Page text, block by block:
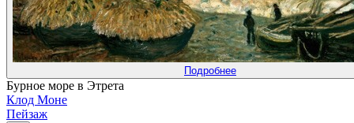
Подробнее
Бурное море в Этрета
Клод Моне
Пейзаж